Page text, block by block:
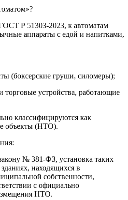
Р 51303-2023, к автоматам
аппараты с едой и напитками,
(боксерские груши, силомеры);
торговые устройства, работающие
классифицируются как
объекты (НТО).
№ 381-ФЗ, установка таких
находящихся в
собственности,
с официально
НТО.